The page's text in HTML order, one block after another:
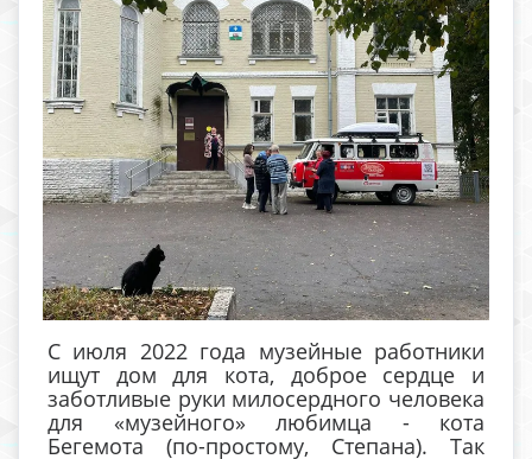
С июля 2022 года музейные работники
ищут дом для кота, доброе сердце и
заботливые руки милосердного человека
для «музейного» любимца - кота
Бегемота (по-простому, Степана). Так